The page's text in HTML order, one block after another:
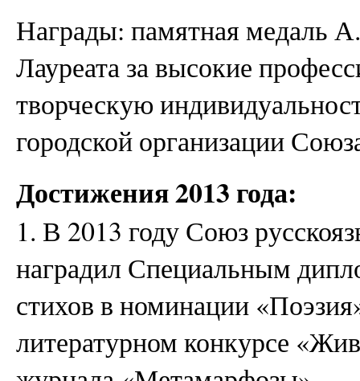
Награды: памятная медаль
Лауреата за высокие
творческую
городской организации
Достижения 2013 года:
1. В 2013 году Союз
наградил Специальным
стихов в номинации
литературном конкурсе